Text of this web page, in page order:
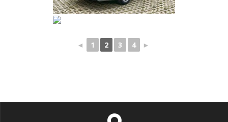
◄ 1 2 3 4 ►